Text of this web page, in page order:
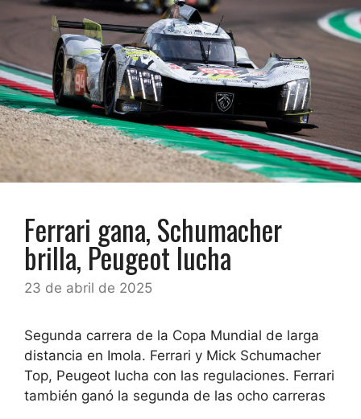
Ferrari gana, Schumacher
brilla, Peugeot lucha
23 de abril de 2025
Segunda carrera de la Copa Mundial de larga
distancia en Imola. Ferrari y Mick Schumacher
Top, Peugeot lucha con las regulaciones. Ferrari
también ganó la segunda de las ocho carreras